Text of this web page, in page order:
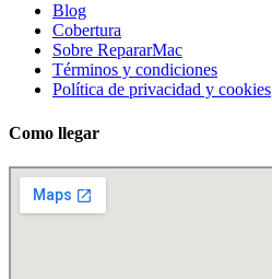
Blog
Cobertura
Sobre RepararMac
Términos y condiciones
Política de privacidad y cookies
Como llegar